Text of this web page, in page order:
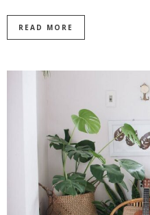
READ MORE